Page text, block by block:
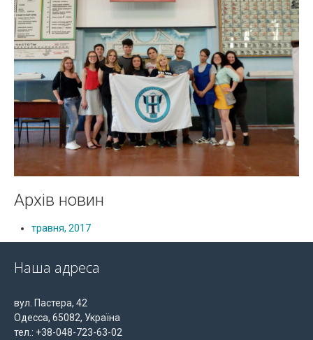
Архів новин
травня, 2017
Наша адреса
вул. Пастера, 42
Одесса, 65082, Україна
тел.: +38-048-723-63-02